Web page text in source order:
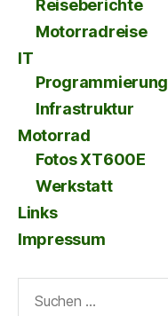
Reiseberichte
Motorradreise
IT
Programmierung
Infrastruktur
Motorrad
Fotos XT600E
Werkstatt
Links
Impressum
nach: